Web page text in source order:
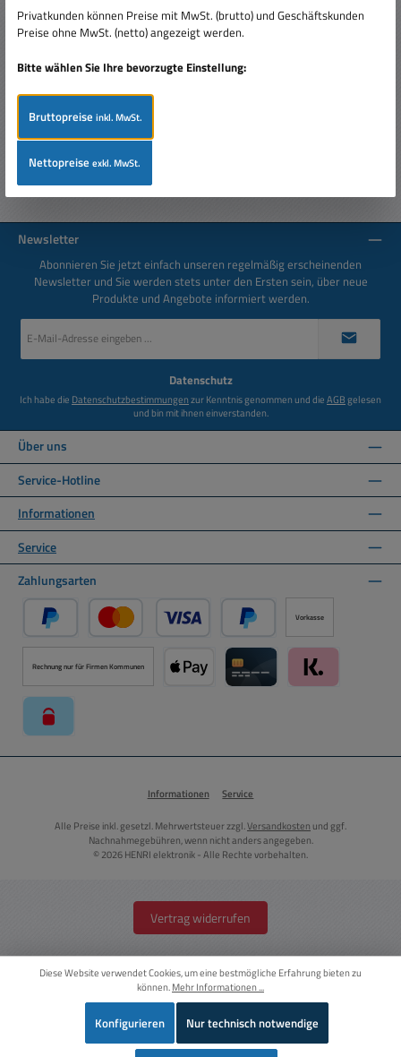
Beschreibung
24V 40W Netzteil direkt auf DIN-Schiene (Hutschiene)
Sicherheits…Mehr
Newsletter
Abonnieren Sie jetzt einfach unseren regelmäßig erscheinenden
Newsletter und Sie werden stets unter den Ersten sein, über neue
Produkte und Angebote informiert werden.
Mail-
Datenschutz
Ich habe die Datenschutzbestimmungenzur Kenntnis genommen und dieAGBgelesen
und bin mit ihnen einverstanden.
Über uns
Service-Hotline
Informationen
Service
Zahlungsarten
PayPal Kredit- oder Debitkarte über PayPal
Später Bezahlen über PayPal
Vorkasse
Rechnung nur für Firmen Kommunen
Informationen Service
Alle Preise inkl. gesetzl. Mehrwertsteuer zzgl.Versandkosten und ggf.
Nachnahmegebühren, wenn nicht anders angegeben.
© 2026 HENRI elektronik - Alle Rechte vorbehalten.
Vertrag widerrufen
Diese Website verwendet Cookies, um eine bestmögliche Erfahrung bieten zu
können.Mehr Informationen ...
Nur technisch notwendige
Konfigurieren
Privatkunden können Preise mit MwSt. (brutto) und Geschäftskunden
Preise ohne MwSt. (netto) angezeigt werden.
Bitte wählen Sie Ihre bevorzugte Einstellung:
Bruttopreiseinkl. MwSt.
Nettopreiseexkl. MwSt.